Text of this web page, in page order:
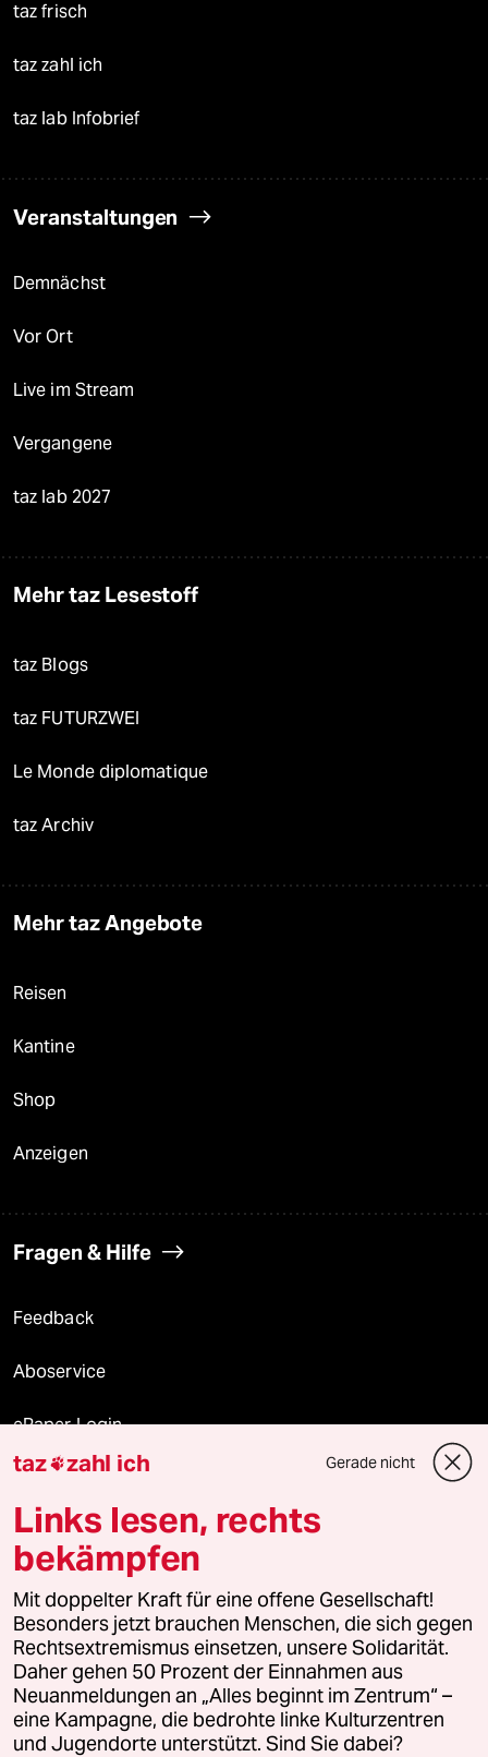
taz frisch
taz zahl ich
taz lab Infobrief
Veranstaltungen
Demnächst
Vor Ort
Live im Stream
Vergangene
taz lab 2027
Mehr taz Lesestoff
taz Blogs
taz FUTURZWEI
Le Monde diplomatique
taz Archiv
Mehr taz Angebote
Reisen
Kantine
Shop
Anzeigen
Fragen & Hilfe
Feedback
Aboservice
ePaper Login
Downloads für Abonnierende
© 2026 taz Verlags und Vertriebs GmbH
Alle Rechte vorbehalten. Bei rechtlichen Fragen oder für Genehmigungen
wenden Sie sich bitte an lizenzen@taz.de
Feedback Redaktionsstatut Kommune-Richtlinien
Leitlinie Informant Datenschutz Impressum AGB
taz zahl ich Gerade nicht
Links lesen, rechts
bekämpfen
Mit doppelter Kraft für eine offene Gesellschaft!
Besonders jetzt brauchen Menschen, die sich gegen
Rechtsextremismus einsetzen, unsere Solidarität.
Daher gehen 50 Prozent der Einnahmen aus
Neuanmeldungen an „Alles beginnt im Zentrum“ –
eine Kampagne, die bedrohte linke Kulturzentren
und Jugendorte unterstützt. Sind Sie dabei?